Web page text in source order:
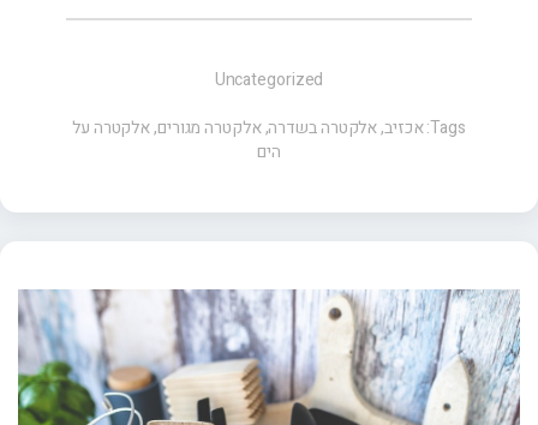
Uncategorized
Tags: אכזיב,אלקטרה בשדרה,אלקטרה מגורים,אלקטרה על
הים